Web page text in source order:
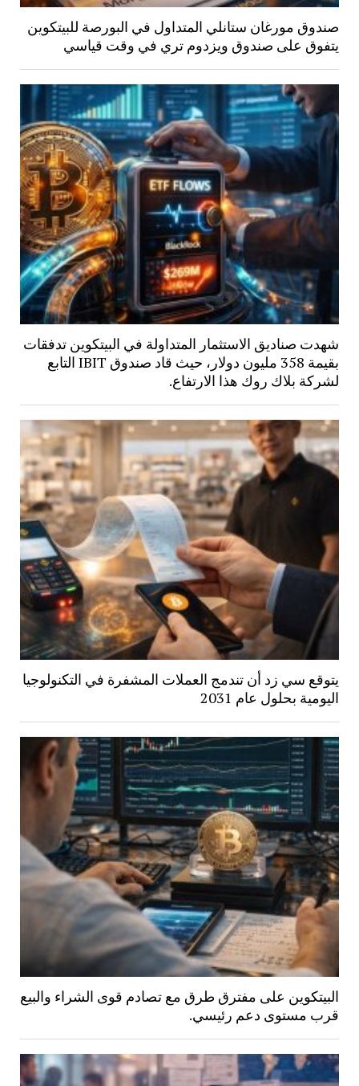
صندوق مورغان ستانلي المتداول في البورصة للبيتكوين
يتفوق على صندوق ويزدوم تري في وقت قياسي
شهدت صناديق الاستثمار المتداولة في البيتكوين تدفقات
بقيمة 358 مليون دولار، حيث قاد صندوق IBIT التابع
لشركة بلاك روك هذا الارتفاع.
يتوقع سي زد أن تندمج العملات المشفرة في التكنولوجيا
اليومية بحلول عام 2031
البيتكوين على مفترق طرق مع تصادم قوى الشراء والبيع
قرب مستوى دعم رئيسي.